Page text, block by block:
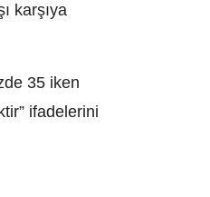
karşıya
35 iken
ifadelerini